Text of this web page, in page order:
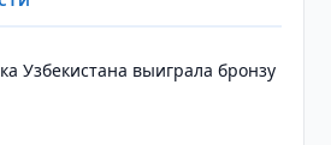
Узбекистана выиграла бронзу